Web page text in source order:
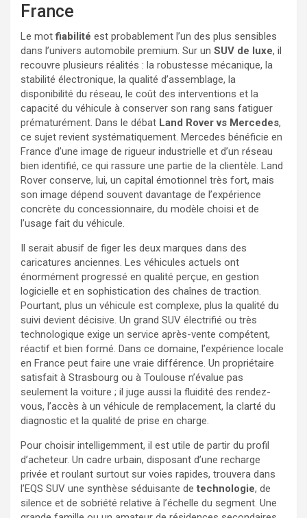
France
Le motfiabilité est probablement l’un des plus sensibles
dans l’univers automobile premium. Sur un SUV de luxe, il
recouvre plusieurs réalités : la robustesse mécanique, la
stabilité électronique, la qualité d’assemblage, la
disponibilité du réseau, le coût des interventions et la
capacité du véhicule à conserver son rang sans fatiguer
prématurément. Dans le débat Land Rover vs Mercedes,
ce sujet revient systématiquement. Mercedes bénéficie en
France d’une image de rigueur industrielle et d’un réseau
bien identifié, ce qui rassure une partie de la clientèle. Land
Rover conserve, lui, un capital émotionnel très fort, mais
son image dépend souvent davantage de l’expérience
concrète du concessionnaire, du modèle choisi et de
l’usage fait du véhicule.
Il serait abusif de figer les deux marques dans des
caricatures anciennes. Les véhicules actuels ont
énormément progressé en qualité perçue, en gestion
logicielle et en sophistication des chaînes de traction.
Pourtant, plus un véhicule est complexe, plus la qualité du
suivi devient décisive. Un grand SUV électrifié ou très
technologique exige un service après-vente compétent,
réactif et bien formé. Dans ce domaine, l’expérience locale
en France peut faire une vraie différence. Un propriétaire
satisfait à Strasbourg ou à Toulouse n’évalue pas
seulement la voiture ; il juge aussi la fluidité des rendez-
vous, l’accès à un véhicule de remplacement, la clarté du
diagnostic et la qualité de prise en charge.
Pour choisir intelligemment, il est utile de partir du profil
d’acheteur. Un cadre urbain, disposant d’une recharge
privée et roulant surtout sur voies rapides, trouvera dans
l’EQS SUV une synthèse séduisante detechnologie, de
silence et de sobriété relative à l’échelle du segment. Une